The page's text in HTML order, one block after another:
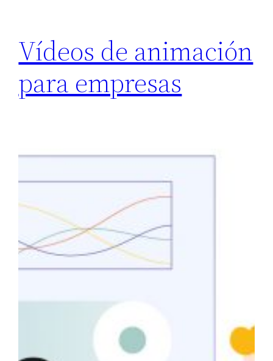
Vídeos de animación
para empresas